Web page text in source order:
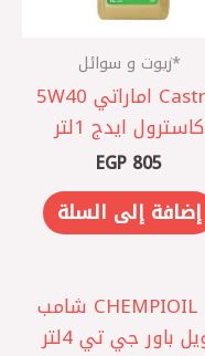
*زيوت و سوائل
Castrol اماراتي 5W40
كاسترول ايدج 1لتر
EGP 805
إضافة إلى السلة